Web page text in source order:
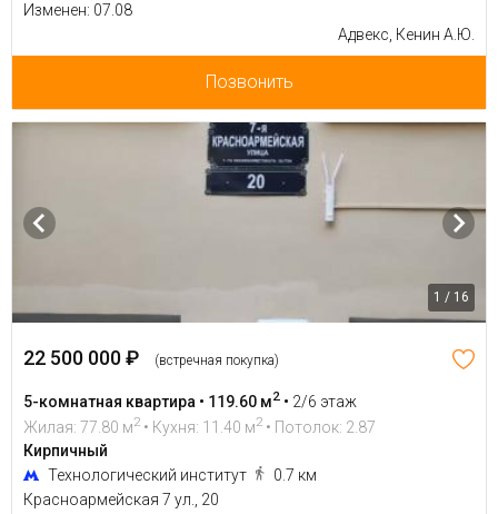
Изменен: 07.08
Адвекс, Кенин А.Ю.
Позвонить
1 / 16
22 500 000 ₽ (встречная покупка)
5-комнатная квартира • 119.60 м2 • 2/6 этаж
Жилая: 77.80 м2 • Кухня: 11.40 м2 • Потолок: 2.87
Кирпичный
Технологический институт
0.7 км
Красноармейская 7 ул., 20